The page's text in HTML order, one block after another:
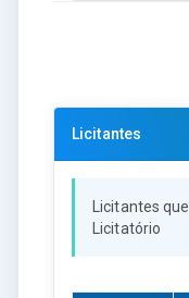
Licitantes
Licitantes
Licitatório